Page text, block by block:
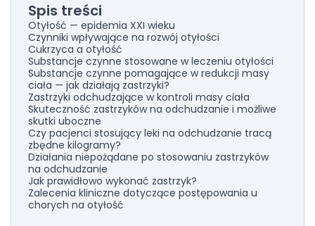
Spis treści
Otyłość — epidemia XXI wieku
Czynniki wpływające na rozwój otyłości
Cukrzyca a otyłość
Substancje czynne stosowane w leczeniu otyłości
Substancje czynne pomagające w redukcji masy
ciała — jak działają zastrzyki?
Zastrzyki odchudzające w kontroli masy ciała
Skuteczność zastrzyków na odchudzanie i możliwe
skutki uboczne
Czy pacjenci stosujący leki na odchudzanie tracą
zbędne kilogramy?
Działania niepożądane po stosowaniu zastrzyków
na odchudzanie
Jak prawidłowo wykonać zastrzyk?
Zalecenia kliniczne dotyczące postępowania u
chorych na otyłość